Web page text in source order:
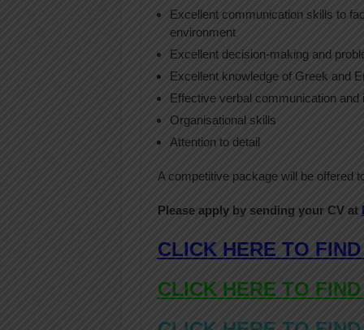
Excellent communication skills to
environment
Excellent decision-making and
Excellent knowledge of Greek and
Effective verbal communication and
Organisational skills
Attention to detail
A competitive package will be offered
Please apply by sending your CV at
CLICK HERE TO
CLICK HERE TO